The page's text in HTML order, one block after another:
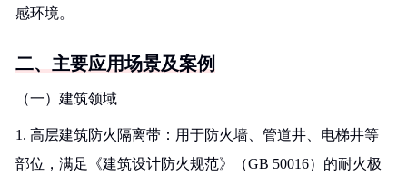
感环境。
二、主要应用场景及案例
（一）建筑领域
1. 高层建筑防火隔离带：用于防火墙、管道井、电梯井等
部位，满足《建筑设计防火规范》（GB 50016）的耐火极